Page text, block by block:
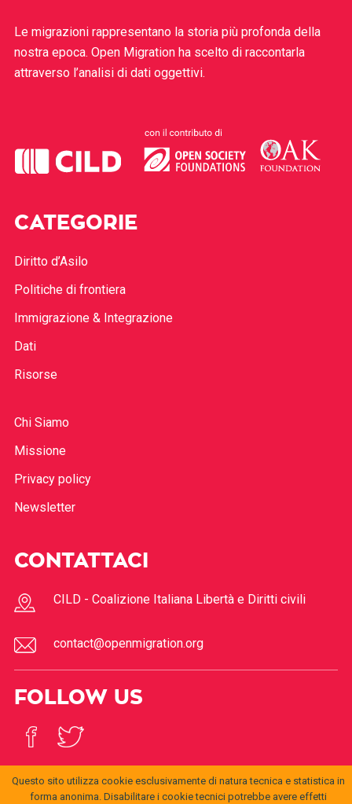
Le migrazioni rappresentano la storia più profonda della
nostra epoca. Open Migration ha scelto di raccontarla
attraverso l’analisi di dati oggettivi.
CATEGORIE
Diritto d’Asilo
Politiche di frontiera
Immigrazione & Integrazione
Dati
Risorse
Chi Siamo
Missione
Privacy policy
Newsletter
CONTATTACI
CILD - Coalizione Italiana Libertà e Diritti civili
contact@openmigration.org
FOLLOW US
Questo sito utilizza cookie esclusivamente di natura tecnica e statistica in
forma anonima. Disabilitare i cookie tecnici potrebbe avere effetti